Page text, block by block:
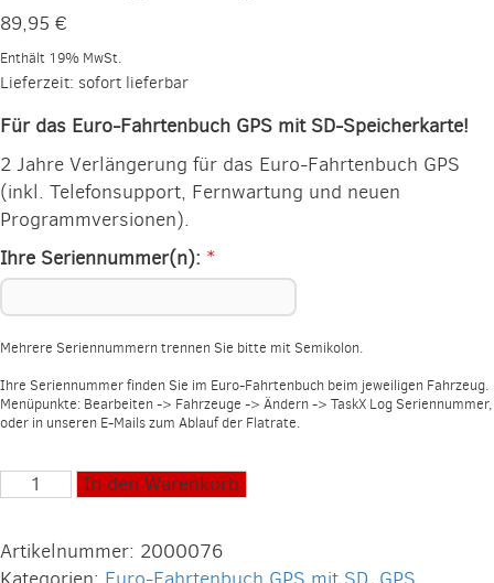
89,95 €
Enthält 19% MwSt.
Lieferzeit: sofort lieferbar
Für das Euro-Fahrtenbuch GPS mit SD-Speicherkarte!
2 Jahre Verlängerung für das Euro-Fahrtenbuch GPS
(inkl. Telefonsupport, Fernwartung und neuen
Programmversionen).
Ihre Seriennummer(n): *
Mehrere Seriennummern trennen Sie bitte mit Semikolon.
Ihre Seriennummer finden Sie im Euro-Fahrtenbuch beim jeweiligen Fahrzeug.
Menüpunkte: Bearbeiten -> Fahrzeuge -> Ändern -> TaskX Log Seriennummer,
oder in unseren E-Mails zum Ablauf der Flatrate.
Euro-
GPS
Verlängerung
In den Warenkorb
Artikelnummer: 2000076